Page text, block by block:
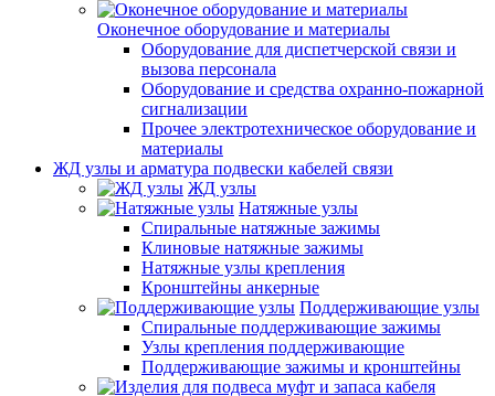
Оконечное оборудование и материалы
Оборудование для диспетчерской связи и
вызова персонала
Оборудование и средства охранно-пожарной
сигнализации
Прочее электротехническое оборудование и
материалы
ЖД узлы и арматура подвески кабелей связи
ЖД узлы
Натяжные узлы
Спиральные натяжные зажимы
Клиновые натяжные зажимы
Натяжные узлы крепления
Кронштейны анкерные
Поддерживающие узлы
Спиральные поддерживающие зажимы
Узлы крепления поддерживающие
Поддерживающие зажимы и кронштейны